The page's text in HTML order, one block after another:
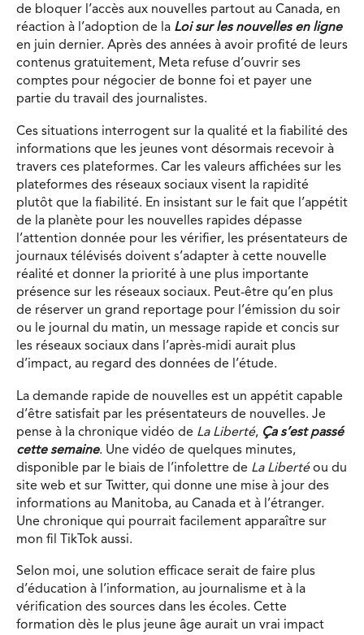
de bloquer l’accès aux nouvelles partout au Canada, en
réaction à l’adoption de la Loi sur les nouvelles en ligne
en juin dernier. Après des années à avoir profité de leurs
contenus gratuitement, Meta refuse d’ouvrir ses
comptes pour négocier de bonne foi et payer une
partie du travail des journalistes.
Ces situations interrogent sur la qualité et la fiabilité des
informations que les jeunes vont désormais recevoir à
travers ces plateformes. Car les valeurs affichées sur les
plateformes des réseaux sociaux visent la rapidité
plutôt que la fiabilité. En insistant sur le fait que l’appétit
de la planète pour les nouvelles rapides dépasse
l’attention donnée pour les vérifier, les présentateurs de
journaux télévisés doivent s’adapter à cette nouvelle
réalité et donner la priorité à une plus importante
présence sur les réseaux sociaux. Peut-être qu’en plus
de réserver un grand reportage pour l’émission du soir
ou le journal du matin, un message rapide et concis sur
les réseaux sociaux dans l’après-midi aurait plus
d’impact, au regard des données de l’étude.
La demande rapide de nouvelles est un appétit capable
d’être satisfait par les présentateurs de nouvelles. Je
pense à la chronique vidéo de La Liberté, Ça s’est passé
cette semaine. Une vidéo de quelques minutes,
disponible par le biais de l’infolettre de La Libertéou du
site web et sur Twitter, qui donne une mise à jour des
informations au Manitoba, au Canada et à l’étranger.
Une chronique qui pourrait facilement apparaître sur
mon fil TikTok aussi.
Selon moi, une solution efficace serait de faire plus
d’éducation à l’information, au journalisme et à la
vérification des sources dans les écoles. Cette
formation dès le plus jeune âge aurait un vrai impact